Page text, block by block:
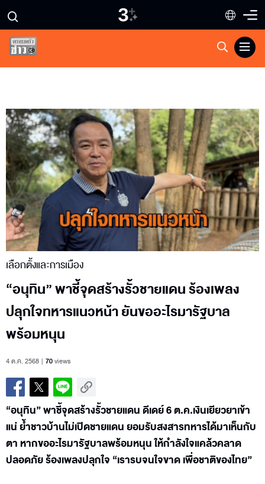
เลือกตั้งและการเมือง
“อนุทิน” พาชี้จุดสร้างรั้วชายแดน ร้องเพลง
ปลุกใจทหารแนวหน้า ยันขออะไรมารัฐบาล
พร้อมหนุน
4 ต.ค. 2568 70views
“อนุทิน” พาชี้จุดสร้างรั้วชายแดน ดีเดย์ 6 ต.ค.เงินเยียวยาเข้า
แน่ ย้ำชาวบ้านไม่เปิดชายแดน ยอมรับสงสารทหารได้มาเห็นกับ
ตา หากขออะไรมารัฐบาลพร้อมหนุน ให้กำลังใจแคล้วคลาด
ปลอดภัย ร้องเพลงปลุกใจ “เรารบจนใจขาด เพื่อชาติของไทย”